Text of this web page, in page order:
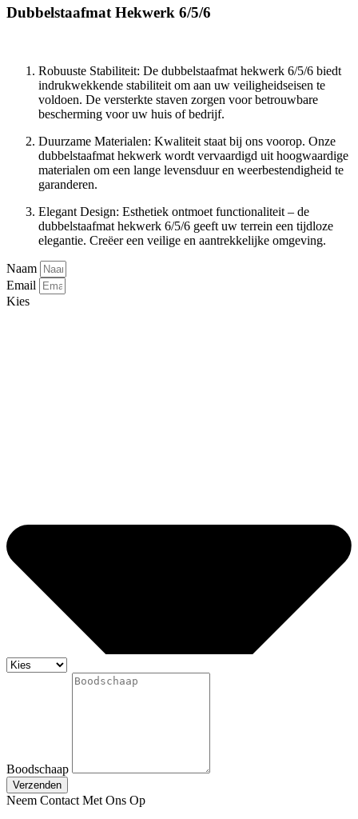
Dubbelstaafmat Hekwerk 6/5/6
Robuuste Stabiliteit: De dubbelstaafmat hekwerk 6/5/6 biedt
indrukwekkende stabiliteit om aan uw veiligheidseisen te
voldoen. De versterkte staven zorgen voor betrouwbare
bescherming voor uw huis of bedrijf.
Duurzame Materialen: Kwaliteit staat bij ons voorop. Onze
dubbelstaafmat hekwerk wordt vervaardigd uit hoogwaardige
materialen om een lange levensduur en weerbestendigheid te
garanderen.
Elegant Design: Esthetiek ontmoet functionaliteit – de
dubbelstaafmat hekwerk 6/5/6 geeft uw terrein een tijdloze
elegantie. Creëer een veilige en aantrekkelijke omgeving.
Naam
Email
Kies
Boodschaap
Verzenden
Neem Contact Met Ons Op